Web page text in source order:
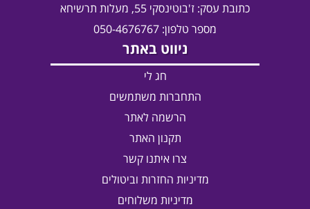
כתובת עסק: ז'בוטינסקי 55, מעלות תרשיחא
מספר טלפון: 050-4676767
ניווט באתר
חג לי
התחברות משתמשים
הרשמה לאתר
תקנון האתר
צרו איתנו קשר
מדיניות החזרות וביטולים
מדיניות משלוחים